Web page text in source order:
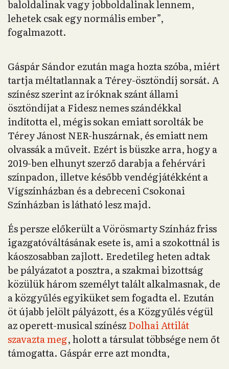
baloldalinak vagy jobboldalinak lennem,
lehetek csak egy normális ember”,
fogalmazott.
Gáspár Sándor ezután maga hozta szóba, miért
tartja méltatlannak a Térey-ösztöndíj sorsát. A
színész szerint az íróknak szánt állami
ösztöndíjat a Fidesz nemes szándékkal
indította el, mégis sokan emiatt sorolták be
Térey Jánost NER-huszárnak, és emiatt nem
olvassák a műveit. Ezért is büszke arra, hogy a
2019-ben elhunyt szerző darabja a fehérvári
színpadon, illetve később vendégjátékként a
Vígszínházban és a debreceni Csokonai
Színházban is látható lesz majd.
És persze előkerült a Vörösmarty Színház friss
igazgatóváltásának esete is, ami a szokottnál is
káoszosabban zajlott. Eredetileg heten adtak
be pályázatot a posztra, a szakmai bizottság
közülük három személyt talált alkalmasnak, de
a közgyűlés egyiküket sem fogadta el. Ezután
öt újabb jelölt pályázott, és a Közgyűlés végül
az operett-musical színészDolhai Attilát
szavazta meg, holott a társulat többsége nem őt
támogatta. Gáspár erre azt mondta,